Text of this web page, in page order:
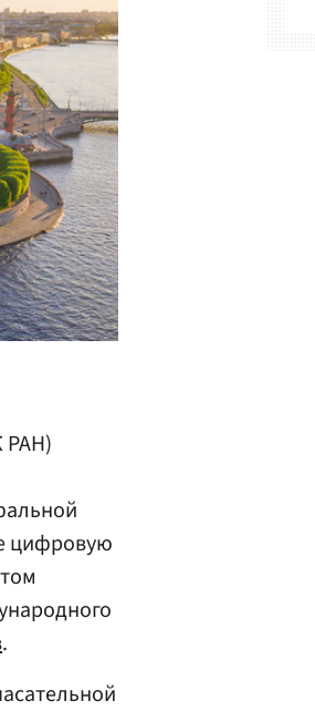
цифровую
.